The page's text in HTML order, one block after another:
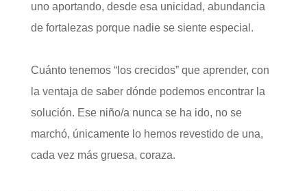
uno aportando, desde esa unicidad, abundancia
de fortalezas porque nadie se siente especial.
Cuánto tenemos “los crecidos” que aprender, con
la ventaja de saber dónde podemos encontrar la
solución. Ese niño/a nunca se ha ido, no se
marchó, únicamente lo hemos revestido de una,
cada vez más gruesa, coraza.